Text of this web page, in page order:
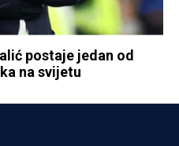
postaje jedan od
na svijetu